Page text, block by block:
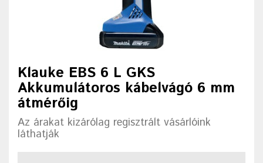
Klauke EBS 6 L GKS
Akkumulátoros kábelvágó 6 mm
átmérőig
Az árakat kizárólag regisztrált vásárlóink
láthatják